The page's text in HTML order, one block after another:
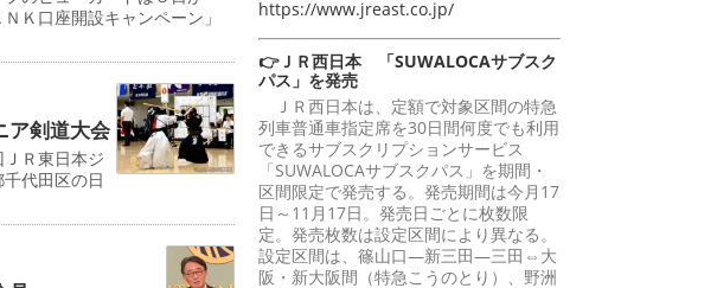
口座開設キャンペーン」
ア剣道大会
Ｒ東日本ジ
代田区の日
https://www.jreast.co.jp/
👉ＪＲ西日本 「SUWALOCAサブスク
パス」を発売
ＪＲ西日本は、定額で対象区間の特急
列車普通車指定席を30日間何度でも利用
できるサブスクリプションサービス
「SUWALOCAサブスクパス」を期間・
区間限定で発売する。発売期間は今月17
日～11月17日。発売日ごとに枚数限
定。発売枚数は設定区間により異なる。
設定区間は、篠山口―新三田―三田⇔大
阪・新大阪間（特急こうのとり）、野洲